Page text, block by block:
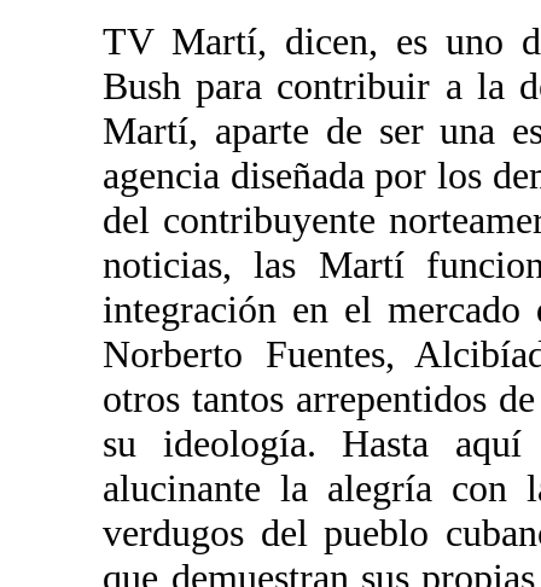
TV Martí, dicen, es uno
Bush para contribuir a la
Martí, aparte de ser una
agencia diseñada por los
del contribuyente
noticias, las Martí
integración en el mercado
Norberto Fuentes,
otros tantos arrepentidos
su ideología. Hasta
alucinante la alegría con
verdugos del pueblo
que demuestran sus